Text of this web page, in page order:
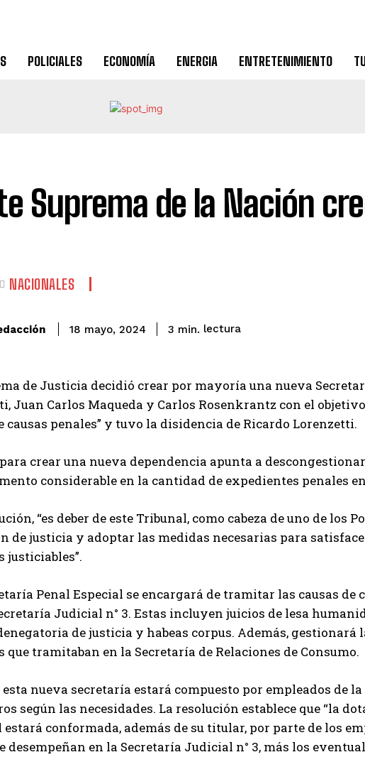
POLICIALES ECONOMÍA ENERGIA ENTRETENIMIENTO
Suprema de la Nación
NACIONALES
18 mayo, 2024 3 min. lectura
de Justicia decidió crear por mayoría una nueva
Juan Carlos Maqueda y Carlos Rosenkrantz con el
penales” y tuvo la disidencia de Ricardo Lorenzetti.
crear una nueva dependencia apunta a
considerable en la cantidad de expedientes penales
“es deber de este Tribunal, como cabeza de uno de los
de justicia y adoptar las medidas necesarias para
justiciables”.
Penal Especial se encargará de tramitar las causas
Judicial n° 3. Estas incluyen juicios de lesa
de justicia y habeas corpus. Además, gestionará
que tramitaban en la Secretaría de Relaciones de Consumo.
nueva secretaría estará compuesto por empleados de
según las necesidades. La resolución establece que “la
estará conformada, además de su titular, por parte de los
desempeñan en la Secretaría Judicial n° 3, más los